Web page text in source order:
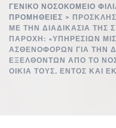
ΓΕΝΙΚΌ ΝΟΣΟΚΟΜΕΊΟ
ΠΡΟΜΉΘΕΙΕΣ >
ΜΕ ΤΗΝ ΔΙΑΔΙΚΑΣΙΑ ΤΗΣ
ΠΑΡΟΧΗ: «ΥΠΗΡΕΣΙΩΝ
ΑΣΘΕΝΟΦΟΡΩΝ ΓΙΑ ΤΗΝ
ΕΞΕΛΘΟΝΤΩΝ ΑΠΟ ΤΟ
ΟΙΚΙΑ ΤΟΥΣ, ΕΝΤΟΣ ΚΑΙ